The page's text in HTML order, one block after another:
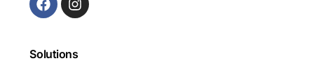
Solutions